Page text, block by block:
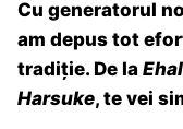
Cu generatorul
am depus tot
tradiție. De la
Harsuke, te vei